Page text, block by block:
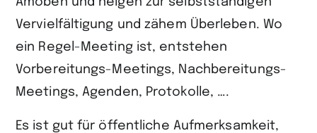
Vervielfältigung und zähem Überleben. Wo
ein Regel-Meeting ist, entstehen
Vorbereitungs-Meetings, Nachbereitungs-
Meetings, Agenden, Protokolle, ….
Es ist gut für öffentliche Aufmerksamkeit,